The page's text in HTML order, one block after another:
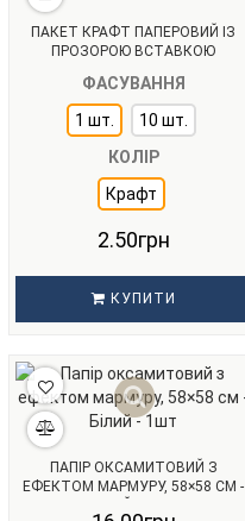
ПАКЕТ КРАФТ ПАПЕРОВИЙ ІЗ
ПРОЗОРОЮ ВСТАВКОЮ
ФАСУВАННЯ
1 шт.
10 шт.
КОЛІР
Крафт
2.50грн
КУПИТИ
ПАПІР ОКСАМИТОВИЙ З
ЕФЕКТОМ МАРМУРУ, 58×58 СМ -